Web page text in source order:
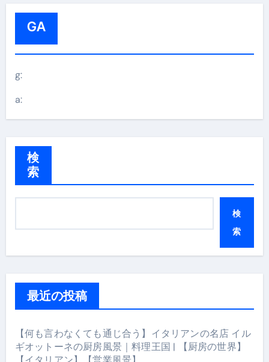
GA
g:
a:
検
索
検
索
最近の投稿
【何も言わなくても通じ合う】イタリアンの名店 イル
ギオットーネの厨房風景｜料理王国 | 【厨房の世界】